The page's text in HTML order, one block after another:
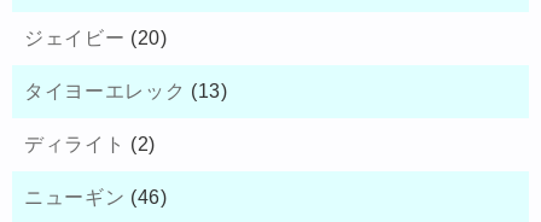
ジェイビー (20)
タイヨーエレック (13)
ディライト (2)
ニューギン (46)